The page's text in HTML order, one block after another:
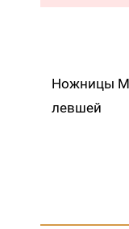
Ножницы
левшей